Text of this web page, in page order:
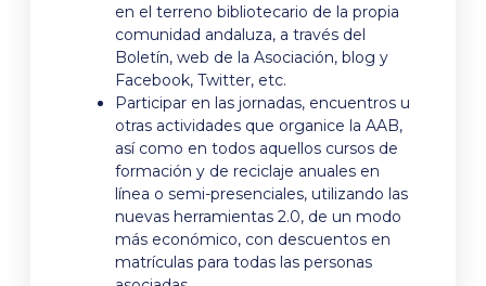
en el terreno bibliotecario de la propia
comunidad andaluza, a través del
Boletín, web de la Asociación, blog y
Facebook, Twitter, etc.
Participar en las jornadas, encuentros u
otras actividades que organice la AAB,
así como en todos aquellos cursos de
formación y de reciclaje anuales en
línea o semi-presenciales, utilizando las
nuevas herramientas 2.0, de un modo
más económico, con descuentos en
matrículas para todas las personas